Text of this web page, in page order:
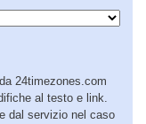
24timezones.com
al testo e link.
dal servizio nel caso